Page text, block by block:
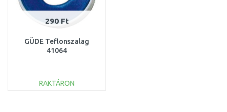
290 Ft
GÜDE Teflonszalag
41064
RAKTÁRON